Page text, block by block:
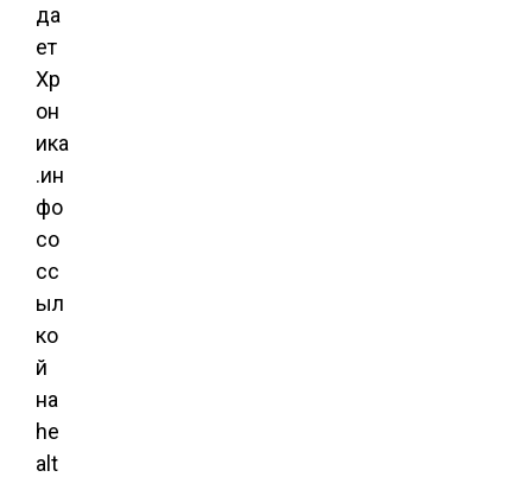
да
ет
Хр
он
ика
.ин
фо
со
сс
ыл
ко
й
на
he
alt